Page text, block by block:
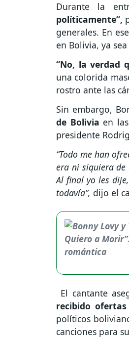
Durante la
políticamente”,
generales. En
en Bolivia, ya
“No, la verdad
una colorida
rostro ante las
Sin embargo,
de Bolivia en
presidente
“Todo me han
era ni siquiera de
Al final yo les
todavía”, dijo el
El cantante
recibido ofertas
políticos
canciones para